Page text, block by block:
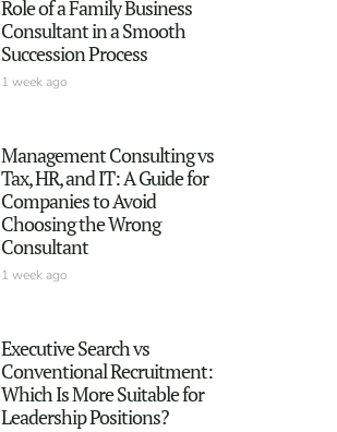
Role of a Family Business
Consultant in a Smooth
Succession Process
1 week ago
Management Consulting vs
Tax, HR, and IT: A Guide for
Companies to Avoid
Choosing the Wrong
Consultant
1 week ago
Executive Search vs
Conventional Recruitment:
Which Is More Suitable for
Leadership Positions?